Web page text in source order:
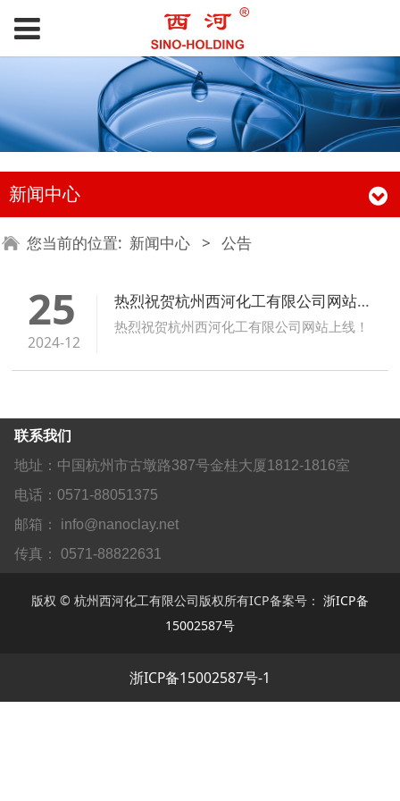
新闻中心
您当前的位置: 新闻中心 > 公告
25
2024-12
热烈祝贺杭州西河化工有限公司网站上线！
热烈祝贺杭州西河化工有限公司网站上线！
联系我们
地址：中国杭州市古墩路387号金桂大厦1812-1816室
电话：0571-88051375
邮箱： info@nanoclay.net
传真： 0571-88822631
版权 © 杭州西河化工有限公司版权所有ICP备案号： 浙ICP备
15002587号
浙ICP备15002587号-1